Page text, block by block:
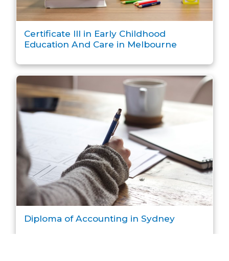
Certificate III in Early Childhood
Education And Care in Melbourne
Diploma of Accounting in Sydney